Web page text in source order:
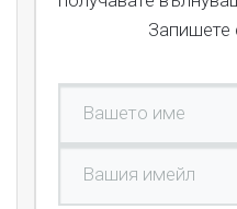
Запишете